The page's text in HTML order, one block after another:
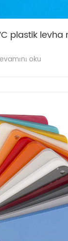
plastik levha
oku